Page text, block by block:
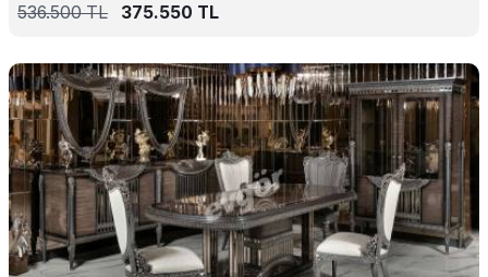
536.500TL 375.550 TL